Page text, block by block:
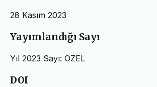
28 Kasım 2023
Yayımlandığı Sayı
Yıl 2023 Sayı: ÖZEL
DOI